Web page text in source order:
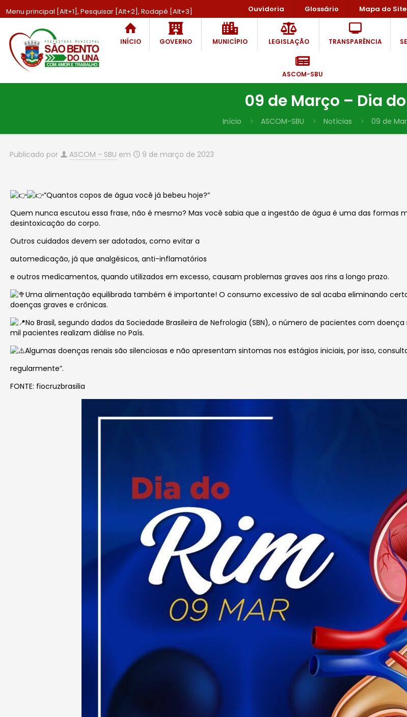
Menu principal [Alt+1], Pesquisar [Alt+2], Rodapé [Alt+3] Ouvidoria Glossário Mapa do Site
INÍCIO GOVERNO MUNICÍPIO LEGISLAÇÃO TRANSPARÊNCIA
ASCOM-SBU
09 de Março – Dia
Início ASCOM-SBU Notícias 09 de
Publicado por ASCOM - SBU em 9 de março de 2023
”Quantos copos de água você já bebeu hoje?”
Quem nunca escutou essa frase, não é mesmo? Mas você sabia que a ingestão de água é uma das formas
desintoxicação do corpo.
Outros cuidados devem ser adotados, como evitar a
automedicação, já que analgésicos, anti-inflamatórios
e outros medicamentos, quando utilizados em excesso, causam problemas graves aos rins a longo prazo.
Uma alimentação equilibrada também é importante! O consumo excessivo de sal acaba eliminando
doenças graves e crônicas.
No Brasil, segundo dados da Sociedade Brasileira de Nefrologia (SBN), o número de pacientes com
mil pacientes realizam diálise no País.
Algumas doenças renais são silenciosas e não apresentam sintomas nos estágios iniciais, por isso,
regularmente”.
FONTE: fiocruzbrasilia